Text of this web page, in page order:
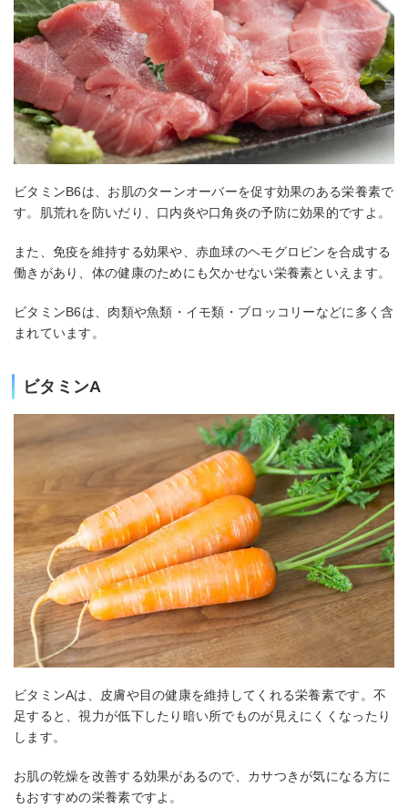
ビタミンB6は、お肌のターンオーバーを促す効果のある栄養素で
す。肌荒れを防いだり、口内炎や口角炎の予防に効果的ですよ。
また、免疫を維持する効果や、赤血球のヘモグロビンを合成する
働きがあり、体の健康のためにも欠かせない栄養素といえます。
ビタミンB6は、肉類や魚類・イモ類・ブロッコリーなどに多く含
まれています。
ビタミンA
ビタミンAは、皮膚や目の健康を維持してくれる栄養素です。不
足すると、視力が低下したり暗い所でものが見えにくくなったり
します。
お肌の乾燥を改善する効果があるので、カサつきが気になる方に
もおすすめの栄養素ですよ。